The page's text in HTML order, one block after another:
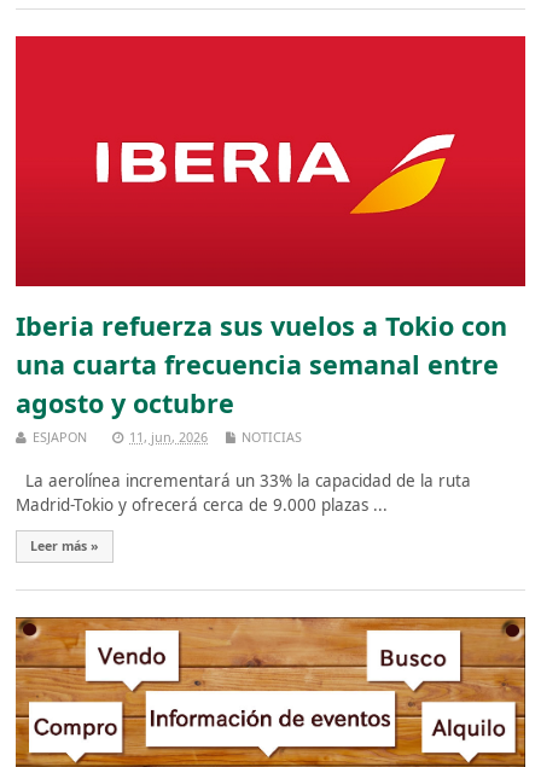
Iberia refuerza sus vuelos a Tokio con
una cuarta frecuencia semanal entre
agosto y octubre
ESJAPON 11, jun, 2026 NOTICIAS
La aerolínea incrementará un 33% la capacidad de la ruta
Madrid-Tokio y ofrecerá cerca de 9.000 plazas ...
Leer más »